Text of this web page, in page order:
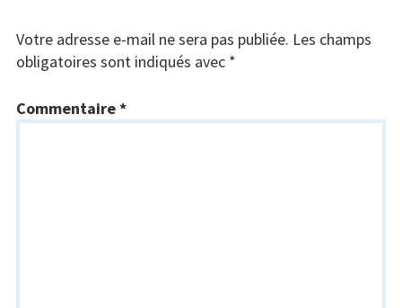
Votre adresse e-mail ne sera pas publiée. Les champs
obligatoires sont indiqués avec *
Commentaire*